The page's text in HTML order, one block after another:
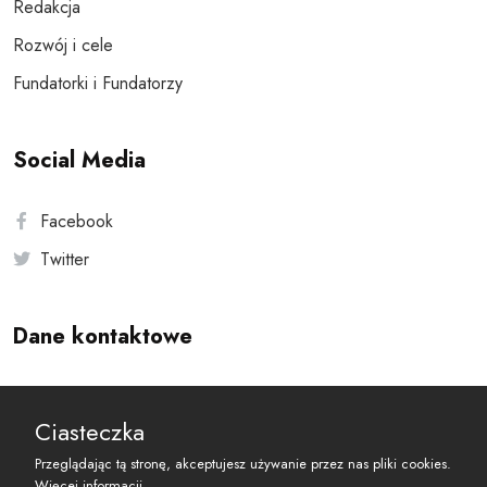
Redakcja
Rozwój i cele
Fundatorki i Fundatorzy
Social Media
Facebook
Twitter
Dane kontaktowe
reset@resetobywatelski.pl
Ciasteczka
Przeglądając tą stronę, akceptujesz używanie przez nas pliki cookies.